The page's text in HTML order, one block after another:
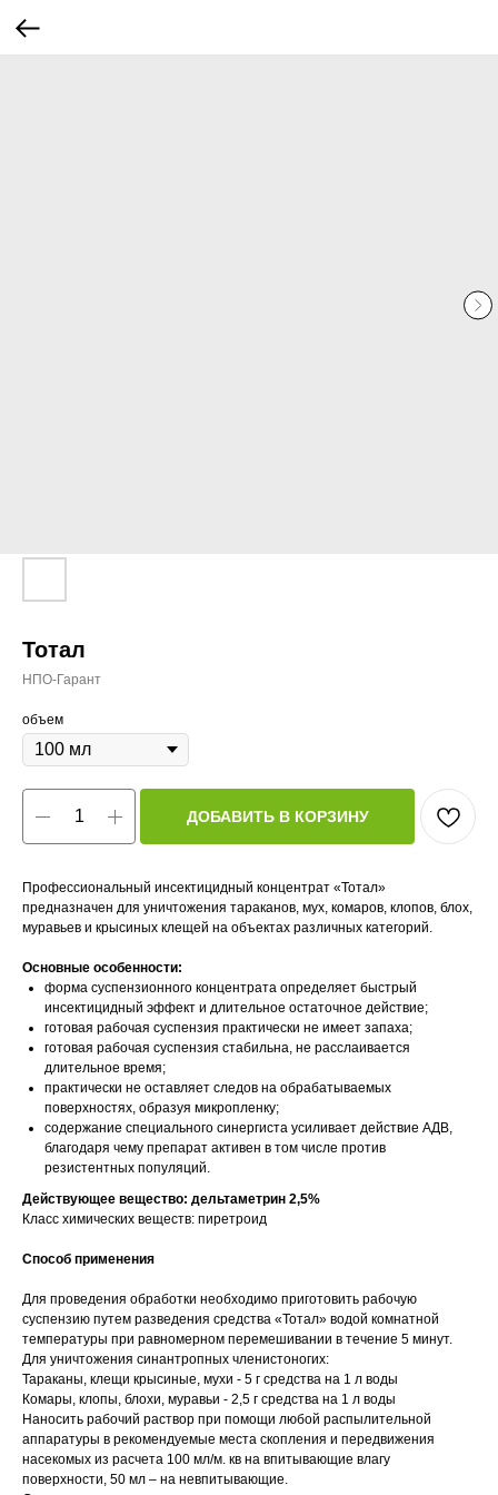
Тотал
НПО-Гарант
объем
ДОБАВИТЬ В КОРЗИНУ
Профессиональный инсектицидный концентрат «Тотал»
предназначен для уничтожения тараканов, мух, комаров, клопов, блох,
муравьев и крысиных клещей на объектах различных категорий.
Основные особенности:
форма суспензионного концентрата определяет быстрый
инсектицидный эффект и длительное остаточное действие;
готовая рабочая суспензия практически не имеет запаха;
готовая рабочая суспензия стабильна, не расслаивается
длительное время;
практически не оставляет следов на обрабатываемых
поверхностях, образуя микропленку;
содержание специального синергиста усиливает действие АДВ,
благодаря чему препарат активен в том числе против
резистентных популяций.
Действующее вещество: дельтаметрин 2,5%
Класс химических веществ: пиретроид
Способ применения
Для проведения обработки необходимо приготовить рабочую
суспензию путем разведения средства «Тотал» водой комнатной
температуры при равномерном перемешивании в течение 5 минут.
Для уничтожения синантропных членистоногих:
Тараканы, клещи крысиные, мухи - 5 г средства на 1 л воды
Комары, клопы, блохи, муравьи - 2,5 г средства на 1 л воды
Наносить рабочий раствор при помощи любой распылительной
аппаратуры в рекомендуемые места скопления и передвижения
насекомых из расчета 100 мл/м. кв на впитывающие влагу
поверхности, 50 мл – на невпитывающие.